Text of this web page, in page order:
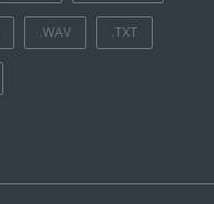
.WAV .TXT